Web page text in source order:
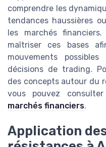
comprendre les
tendances haussières
les marchés
maîtriser ces bases
mouvements
décisions de trading.
des concepts autour du
vous pouvez consulter
marchés financiers.
Application